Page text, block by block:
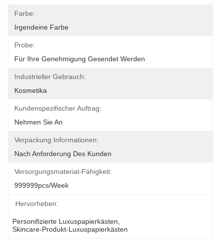
Farbe:
Irgendeine Farbe
Probe:
Für Ihre Genehmigung Gesendet Werden
Industrieller Gebrauch:
Kosmetika
Kundenspezifischer Auftrag:
Nehmen Sie An
Verpackung Informationen:
Nach Anforderung Des Kunden
Versorgungsmaterial-Fähigkeit:
999999pcs/week
Hervorheben:
Personifizierte Luxuspapierkästen
Skincare-Produkt-Luxuspapierkästen